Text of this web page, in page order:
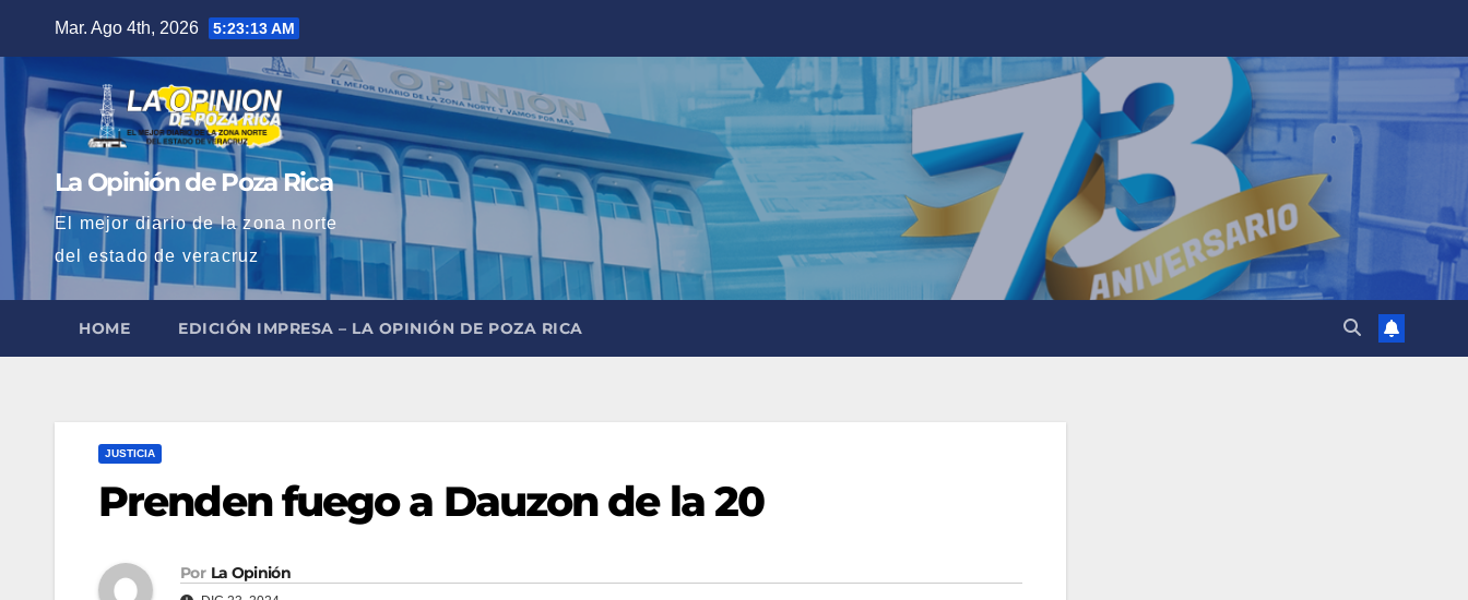
contenido
Mar. Ago 4th, 2026 5:23:14 AM
La Opinión de Poza Rica
El mejor diario de la zona norte
del estado de veracruz
HOME EDICIÓN IMPRESA – LA OPINIÓN DE POZA RICA
JUSTICIA
Prenden fuego a Dauzon de la 20
Por La Opinión